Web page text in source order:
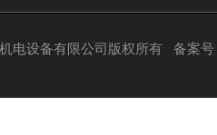
电设备有限公司版权所有 备案